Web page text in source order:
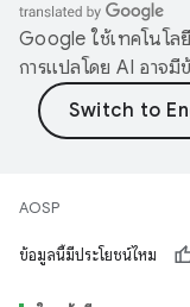
Google ใช้เทคโนโ
การแปลโดย AI อาจมี
AOSP
ข้อมูลนี้มีประโยชน์ไหม